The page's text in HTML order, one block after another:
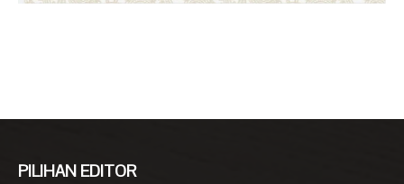
PILIHAN EDITOR